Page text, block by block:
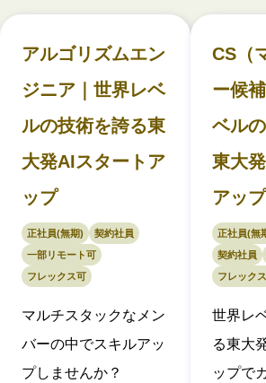
アルゴリズムエン
ジニア｜世界レベ
ルの技術を誇る東
大発AIスタートア
ップ
正社員(無期)
契約社員
一部リモート可
フレックス可
マルチスタックなメン
バーの中でスキルアッ
プしませんか？
CS（
ー候
ベル
東大
アップ
正社員(無
契約社員
フレック
世界レ
る東大
ップで